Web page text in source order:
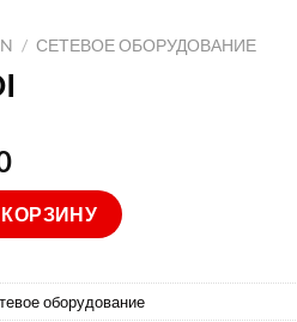
/ СЕТЕВОЕ ОБОРУДОВАНИЕ
6916UDI
оборудование